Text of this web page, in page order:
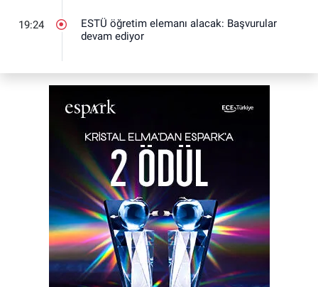
19:24
ESTÜ öğretim elemanı alacak: Başvurular
devam ediyor